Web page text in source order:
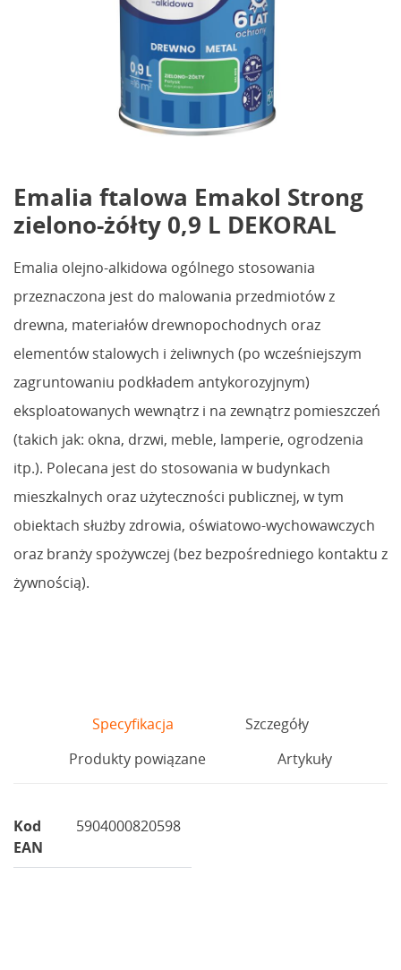
Emalia ftalowa Emakol Strong
zielono-żółty 0,9 L DEKORAL
Emalia olejno-alkidowa ogólnego stosowania
przeznaczona jest do malowania przedmiotów z
drewna, materiałów drewnopochodnych oraz
elementów stalowych i żeliwnych (po wcześniejszym
zagruntowaniu podkładem antykorozyjnym)
eksploatowanych wewnątrz i na zewnątrz pomieszczeń
(takich jak: okna, drzwi, meble, lamperie, ogrodzenia
itp.). Polecana jest do stosowania w budynkach
mieszkalnych oraz użyteczności publicznej, w tym
obiektach służby zdrowia, oświatowo-wychowawczych
oraz branży spożywczej (bez bezpośredniego kontaktu z
żywnością).
Specyfikacja
Szczegóły
Produkty powiązane
Artykuły
Kod
EAN
5904000820598